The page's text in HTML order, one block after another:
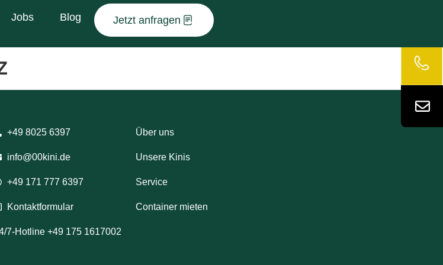
Jobs Blog Jetzt anfragen
+49 8025 6397
info@00kini.de
+49 171 777 6397
Kontaktformular
7-Hotline +49 175 1617002
Über uns
Unsere Kinis
Service
Container mieten